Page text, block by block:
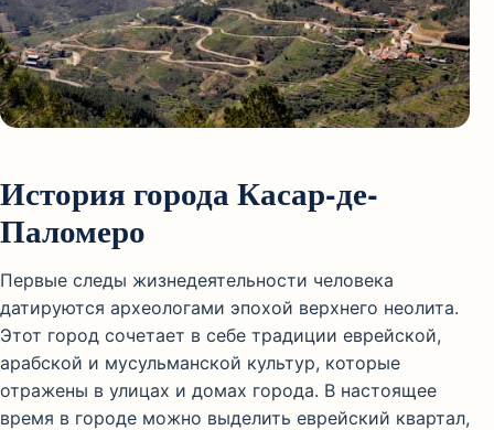
История города Касар-де-
Паломеро
Первые следы жизнедеятельности человека
датируются археологами эпохой верхнего неолита.
Этот город сочетает в себе традиции еврейской,
арабской и мусульманской культур, которые
отражены в улицах и домах города. В настоящее
время в городе можно выделить еврейский квартал,